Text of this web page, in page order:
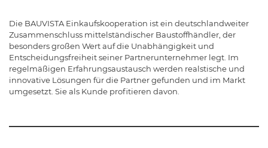
Die BAUVISTA Einkaufskooperation ist ein deutschlandweiter
Zusammenschluss mittelständischer Baustoffhändler, der
besonders großen Wert auf die Unabhängigkeit und
Entscheidungsfreiheit seiner Partnerunternehmer legt. Im
regelmäßigen Erfahrungsaustausch werden realstische und
innovative Lösungen für die Partner gefunden und im Markt
umgesetzt. Sie als Kunde profitieren davon.